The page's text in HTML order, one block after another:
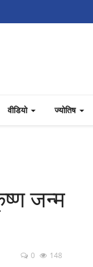
वीडियो ज्योतिष
जन्म
0 148